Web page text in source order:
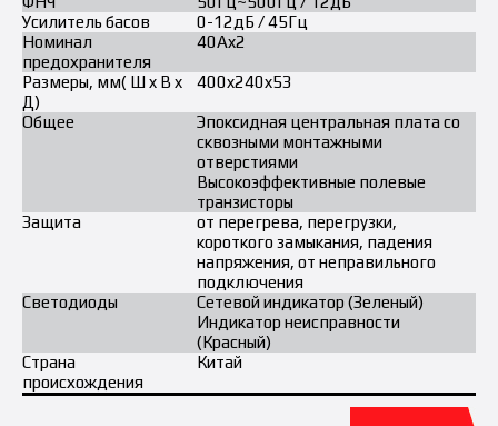
Усилитель басов
0-12дБ / 45Гц
Номинал
предохранителя
40Ax2
Размеры, мм( Ш x В x
Д)
400x240x53
Общее
Эпоксидная центральная плата со
сквозными монтажными
отверстиями
Высокоэффективные полевые
транзисторы
Защита
от перегрева, перегрузки,
короткого замыкания, падения
напряжения, от неправильного
подключения
Светодиоды
Сетевой индикатор (Зеленый)
Индикатор неисправности
(Красный)
Страна
происхождения
Китай